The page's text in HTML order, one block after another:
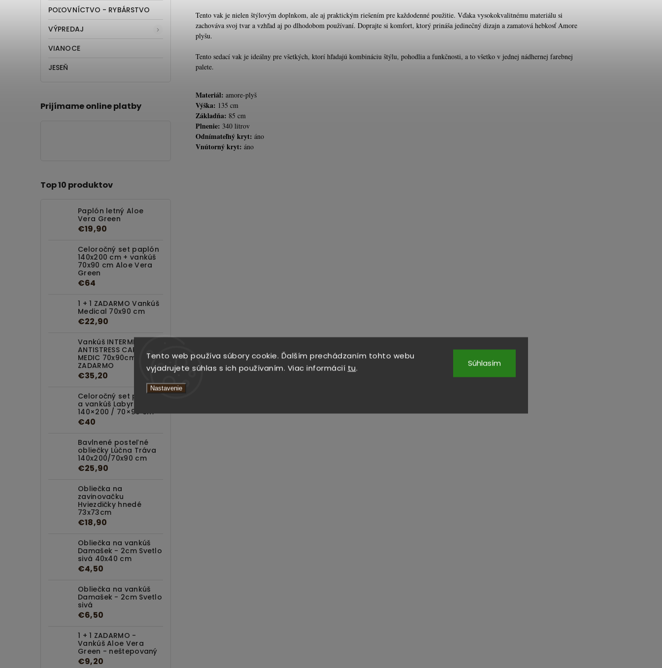
Tento web používa súbory cookie. Ďalším prechádzaním tohto webu
vyjadrujete súhlas s ich používaním. Viac informácií tu.
Nastavenie
Súhlasím
POĽOVNÍCTVO - RYBÁRSTVO
VÝPREDAJ
VIANOCE
JESEŇ
Prijímame online platby
Top 10 produktov
Paplón letný Aloe
Vera Green
€19,90
Celoročný set paplón
140x200 cm + vankúš
70x90 cm Aloe Vera
Green
€64
1 + 1 ZADARMO Vankúš
Medical 70x90 cm
€22,90
Vankúš INTERMEDIC
ANTISTRESS CARBON
MEDIC 70x90cm 1+1
ZADARMO
€35,20
Celoročný set paplón
a vankúš Labyrint
140×200 / 70×90 cm
€40
Bavlnené posteľné
obliečky Lúčna Tráva
140x200/70x90 cm
€25,90
Obliečka na
zavinovačku
Hviezdičky hnedé
73x73cm
€18,90
Obliečka na vankúš
Damašek - 2cm Svetlo
sivá 40x40 cm
€4,50
Obliečka na vankúš
Damašek - 2cm Svetlo
sivá
€6,50
1 + 1 ZADARMO -
Vankúš Aloe Vera
Green - neštepovaný
€9,20
Tento vak je nielen štýlovým doplnkom, ale aj praktickým riešením pre každodenné použitie. Vďaka vysokokvalitnému materiálu si
zachováva svoj tvar a vzhľad aj po dlhodobom používaní. Doprajte si komfort, ktorý prináša jedinečný dizajn a zamatová hebkosť Amore
plyšu.
Tento sedací vak je ideálny pre všetkých, ktorí hľadajú kombináciu štýlu, pohodlia a funkčnosti, a to všetko v jednej nádhernej farebnej
palete.
Materiál:
Výška:
Základňa:
Plnenie:
Odnímateľný kryt:
Vnútorný kryt: áno